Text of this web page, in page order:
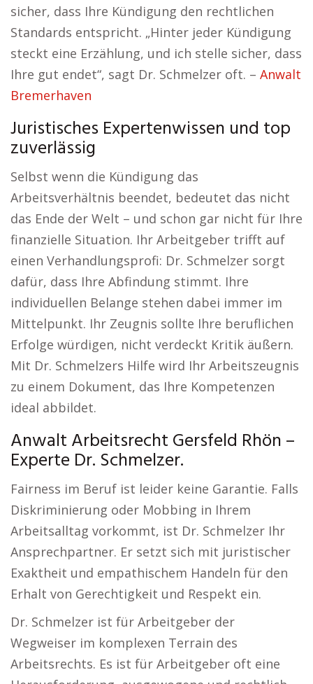
sicher, dass Ihre Kündigung den rechtlichen
Standards entspricht. „Hinter jeder Kündigung
steckt eine Erzählung, und ich stelle sicher, dass
Ihre gut endet“, sagt Dr. Schmelzer oft. – Anwalt
Bremerhaven
Juristisches Expertenwissen und top
zuverlässig
Selbst wenn die Kündigung das
Arbeitsverhältnis beendet, bedeutet das nicht
das Ende der Welt – und schon gar nicht für Ihre
finanzielle Situation. Ihr Arbeitgeber trifft auf
einen Verhandlungsprofi: Dr. Schmelzer sorgt
dafür, dass Ihre Abfindung stimmt. Ihre
individuellen Belange stehen dabei immer im
Mittelpunkt. Ihr Zeugnis sollte Ihre beruflichen
Erfolge würdigen, nicht verdeckt Kritik äußern.
Mit Dr. Schmelzers Hilfe wird Ihr Arbeitszeugnis
zu einem Dokument, das Ihre Kompetenzen
ideal abbildet.
Anwalt Arbeitsrecht Gersfeld Rhön –
Experte Dr. Schmelzer.
Fairness im Beruf ist leider keine Garantie. Falls
Diskriminierung oder Mobbing in Ihrem
Arbeitsalltag vorkommt, ist Dr. Schmelzer Ihr
Ansprechpartner. Er setzt sich mit juristischer
Exaktheit und empathischem Handeln für den
Erhalt von Gerechtigkeit und Respekt ein.
Dr. Schmelzer ist für Arbeitgeber der
Wegweiser im komplexen Terrain des
Arbeitsrechts. Es ist für Arbeitgeber oft eine